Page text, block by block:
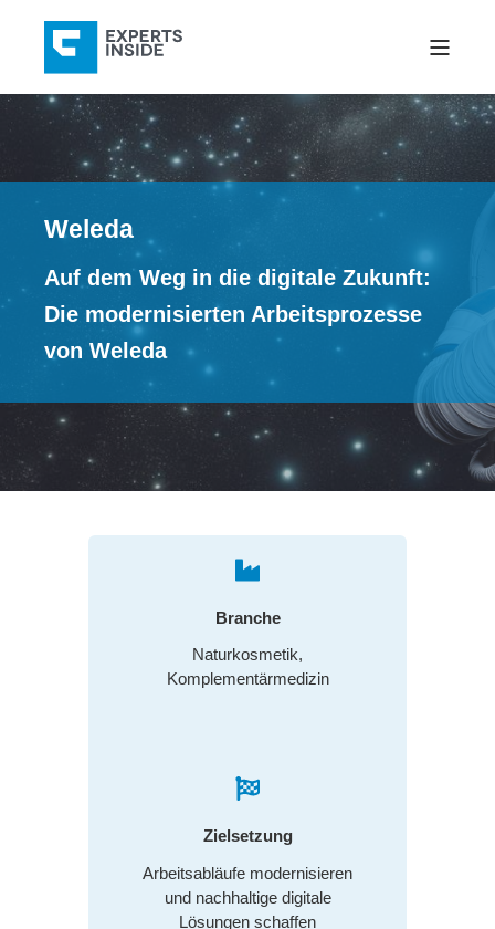
Weleda
Auf dem Weg in die digitale Zukunft:
Die modernisierten Arbeitsprozesse
von Weleda
Branche
Naturkosmetik,
Komplementärmedizin
Zielsetzung
Arbeitsabläufe modernisieren
und nachhaltige digitale
Lösungen schaffen